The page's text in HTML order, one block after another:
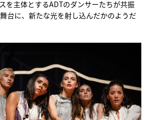
を主体とするADTのダンサーたちが共振
台に、新たな光を射し込んだかのようだ